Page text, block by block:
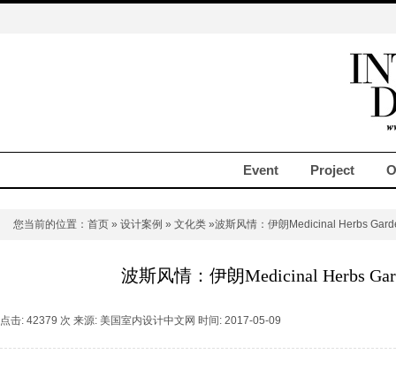
Event Project
您当前的位置： 首页 » 设计案例 » 文化类 »波斯风情：伊朗Medicinal Herbs
波斯风情：伊朗Medicinal Herbs
点击: 42379 次 来源: 美国室内设计中文网 时间: 2017-05-09